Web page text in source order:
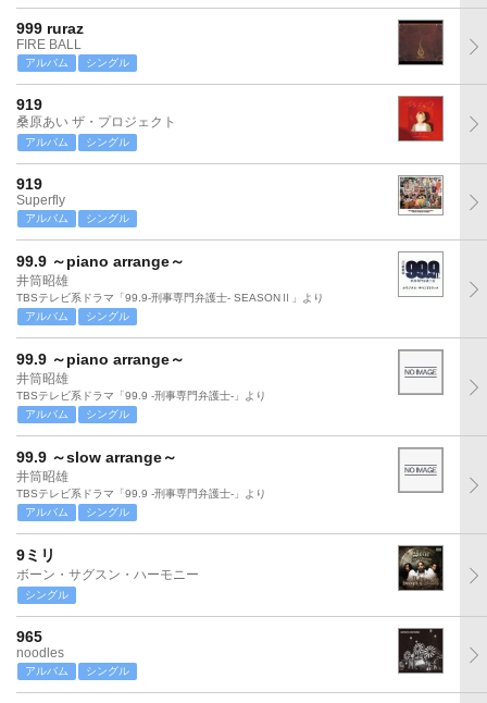
999 ruraz
FIRE BALL
アルバム シングル
919
桑原あい ザ・プロジェクト
アルバム シングル
919
Superfly
アルバム シングル
99.9 ～piano arrange～
井筒昭雄
TBSテレビ系ドラマ「99.9-刑事専門弁護士- SEASONⅡ」より
アルバム
シングル
99.9 ～piano arrange～
井筒昭雄
TBSテレビ系ドラマ「99.9 -刑事専門弁護士-」より
アルバム
シングル
99.9 ～slow arrange～
井筒昭雄
TBSテレビ系ドラマ「99.9 -刑事専門弁護士-」より
アルバム
シングル
9ミリ
ボーン・サグスン・ハーモニー
シングル
965
noodles
アルバム シングル